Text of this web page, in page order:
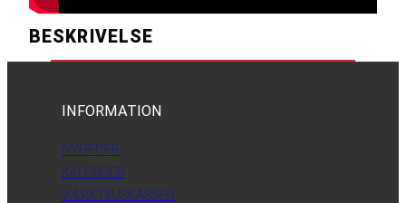
BESKRIVELSE
INFORMATION
NYHEDER
KALENDER
VÆRKTØJSKASSEN